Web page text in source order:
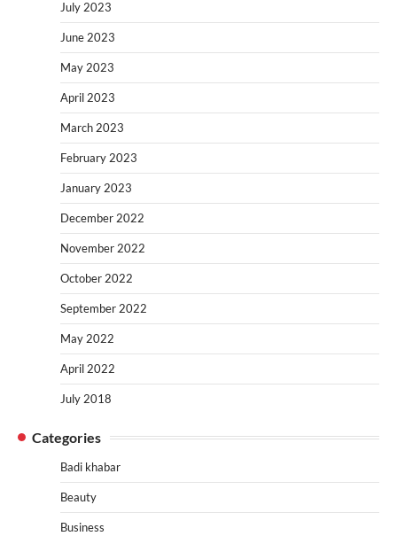
July 2023
June 2023
May 2023
April 2023
March 2023
February 2023
January 2023
December 2022
November 2022
October 2022
September 2022
May 2022
April 2022
July 2018
Categories
Badi khabar
Beauty
Business